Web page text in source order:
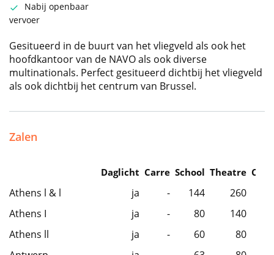
Nabij openbaar
vervoer
Gesitueerd in de buurt van het vliegveld als ook het
hoofdkantoor van de NAVO als ook diverse
multinationals. Perfect gesitueerd dichtbij het vliegveld
als ook dichtbij het centrum van Brussel.
Zalen
Daglicht Carre School Theatre
Athens l & l ja - 144 260
Athens I
ja - 80
140
Athens ll
ja - 60
80